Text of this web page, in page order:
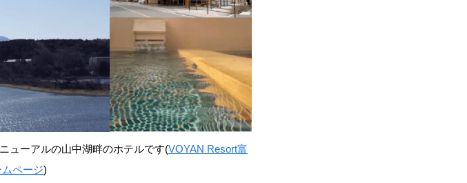
ューアルの山中湖畔のホテルです(VOYAN Resort富
ページ)